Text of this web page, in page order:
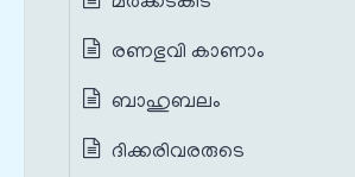
രണഭുവി കാണാം
ബാഹുബലം
ദിക്കരിവരരുടെ